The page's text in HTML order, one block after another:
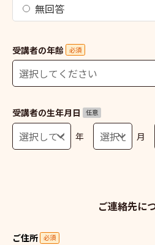
無回答
受講者の年齢 必須
受講者の生年月日 任意
年 月
ご連絡先に
ご住所 必須